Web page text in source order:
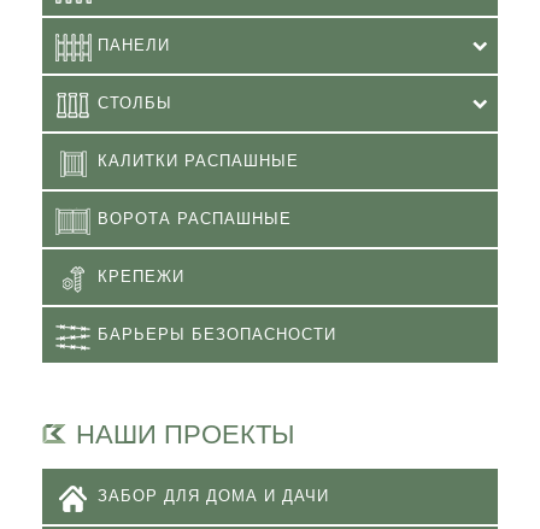
ПАНЕЛИ
СТОЛБЫ
КАЛИТКИ РАСПАШНЫЕ
ВОРОТА РАСПАШНЫЕ
КРЕПЕЖИ
БАРЬЕРЫ БЕЗОПАСНОСТИ
НАШИ ПРОЕКТЫ
ЗАБОР ДЛЯ ДОМА И ДАЧИ